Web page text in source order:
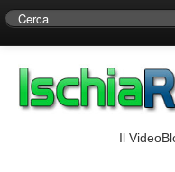
Centro di Ricerche
Il